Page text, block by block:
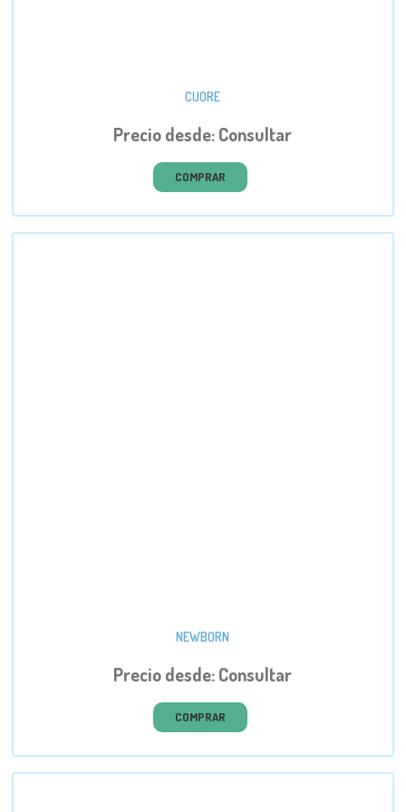
CUORE
Precio desde: Consultar
COMPRAR
NEWBORN
Precio desde: Consultar
COMPRAR